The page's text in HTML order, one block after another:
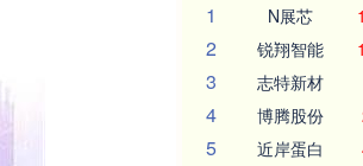
1
N展芯
2 锐翔智能
3 志特新材
4 博腾股份
5 近岸蛋白